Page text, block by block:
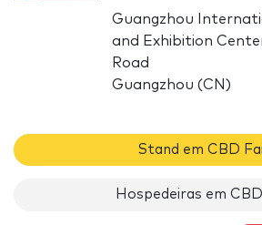
Guangzhou
and Exhibition
Road
Guangzhou (CN)
Stand em CBD
Hospedeiras em